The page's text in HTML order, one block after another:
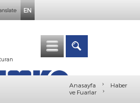
EN
Anasayfa ›
Haber
ve Fuarlar
›